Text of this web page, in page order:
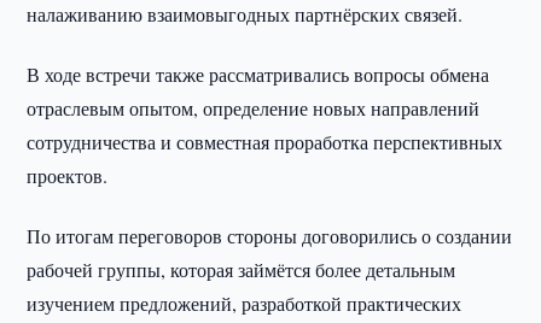
налаживанию взаимовыгодных партнёрских связей.
В ходе встречи также рассматривались вопросы обмена
отраслевым опытом, определение новых направлений
сотрудничества и совместная проработка перспективных
проектов.
По итогам переговоров стороны договорились о создании
рабочей группы, которая займётся более детальным
изучением предложений, разработкой практических